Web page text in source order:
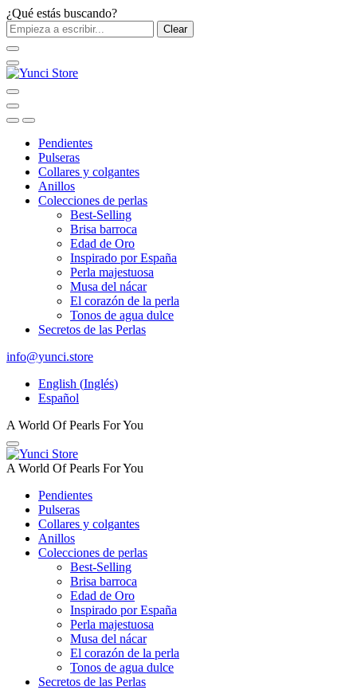
¿Qué estás buscando?
Clear
Pendientes
Pulseras
Collares y colgantes
Anillos
Colecciones de perlas
Best-Selling
Brisa barroca
Edad de Oro
Inspirado por España
Perla majestuosa
Musa del nácar
El corazón de la perla
Tonos de agua dulce
Secretos de las Perlas
info@yunci.store
English (Inglés)
Español
A World Of Pearls For You
A World Of Pearls For You
Pendientes
Pulseras
Collares y colgantes
Anillos
Colecciones de perlas
Best-Selling
Brisa barroca
Edad de Oro
Inspirado por España
Perla majestuosa
Musa del nácar
El corazón de la perla
Tonos de agua dulce
Secretos de las Perlas